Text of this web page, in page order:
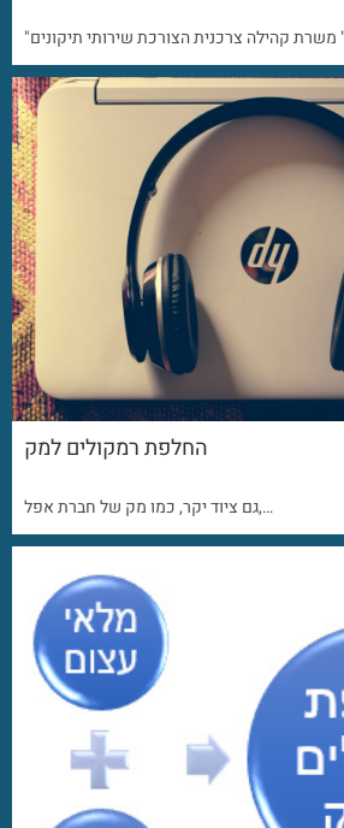
החלפת רמקולים למק
גם ציוד יקר, כמו מק של חברת אפל,…